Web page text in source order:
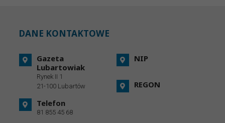
DANE KONTAKTOWE
Gazeta
Lubartowiak
Rynek II 1
21-100 Lubartów
Telefon
81 855 45 68
NIP
REGON